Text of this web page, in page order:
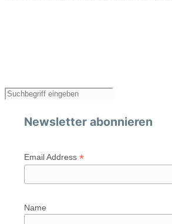
Newsletter abonnieren
Email Address *
Name